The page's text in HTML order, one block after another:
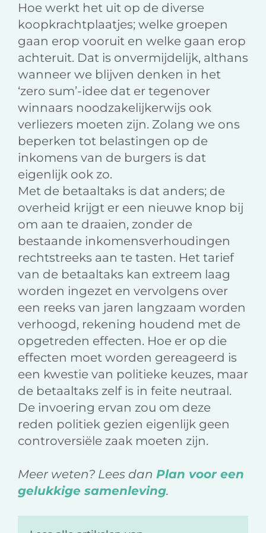
Hoe werkt het uit op de diverse
koopkrachtplaatjes; welke groepen
gaan erop vooruit en welke gaan erop
achteruit. Dat is onvermijdelijk, althans
wanneer we blijven denken in het
‘zero sum’-idee dat er tegenover
winnaars noodzakelijkerwijs ook
verliezers moeten zijn. Zolang we ons
beperken tot belastingen op de
inkomens van de burgers is dat
eigenlijk ook zo.
Met de betaaltaks is dat anders; de
overheid krijgt er een nieuwe knop bij
om aan te draaien, zonder de
bestaande inkomensverhoudingen
rechtstreeks aan te tasten. Het tarief
van de betaaltaks kan extreem laag
worden ingezet en vervolgens over
een reeks van jaren langzaam worden
verhoogd, rekening houdend met de
opgetreden effecten. Hoe er op die
effecten moet worden gereageerd is
een kwestie van politieke keuzes, maar
de betaaltaks zelf is in feite neutraal.
De invoering ervan zou om deze
reden politiek gezien eigenlijk geen
controversiële zaak moeten zijn.
Meer weten? Lees dan Plan voor een
gelukkige samenleving.